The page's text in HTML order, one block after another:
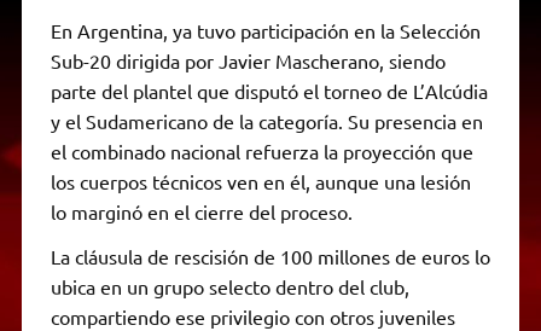
En Argentina, ya tuvo participación en la Selección
Sub-20 dirigida por Javier Mascherano, siendo
parte del plantel que disputó el torneo de L’Alcúdia
y el Sudamericano de la categoría. Su presencia en
el combinado nacional refuerza la proyección que
los cuerpos técnicos ven en él, aunque una lesión
lo marginó en el cierre del proceso.
La cláusula de rescisión de 100 millones de euros lo
ubica en un grupo selecto dentro del club,
compartiendo ese privilegio con otros juveniles